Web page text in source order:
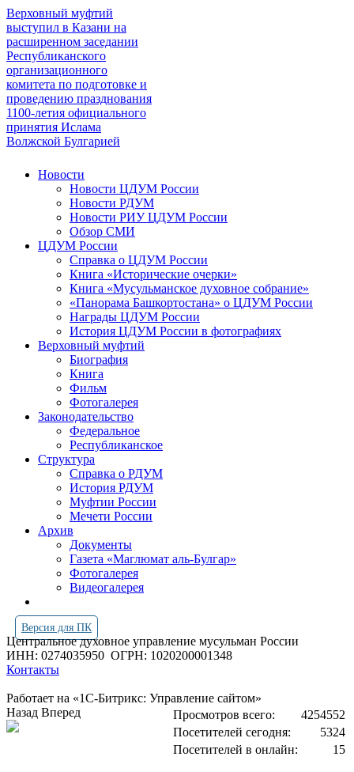
Верховный муфтий
выступил в Казани на
расширенном заседании
Республиканского
организационного
комитета по подготовке и
проведению празднования
1100-летия официального
принятия Ислама
Волжской Булгарией
Новости
Новости ЦДУМ России
Новости РДУМ
Новости РИУ ЦДУМ России
Обзор СМИ
ЦДУМ России
Справка о ЦДУМ России
Книга «Исторические очерки»
Книга «Мусульманское духовное собрание»
«Панорама Башкортостана» о ЦДУМ России
Награды ЦДУМ России
История ЦДУМ России в фотографиях
Верховный муфтий
Биография
Книга
Фильм
Фотогалерея
Законодательство
Федеральное
Республиканское
Структура
Справка о РДУМ
История РДУМ
Муфтии России
Мечети России
Архив
Документы
Газета «Маглюмат аль-Булгар»
Фотогалерея
Видеогалерея
Версия для ПК
Центральное духовное управление мусульман России
ИНН: 0274035950 ОГРН: 1020200001348
Контакты
Работает на «1С-Битрикс: Управление сайтом»
Просмотров всего:
4254552
Посетителей сегодня:
5324
Посетителей в онлайн:
15
Назад Вперед